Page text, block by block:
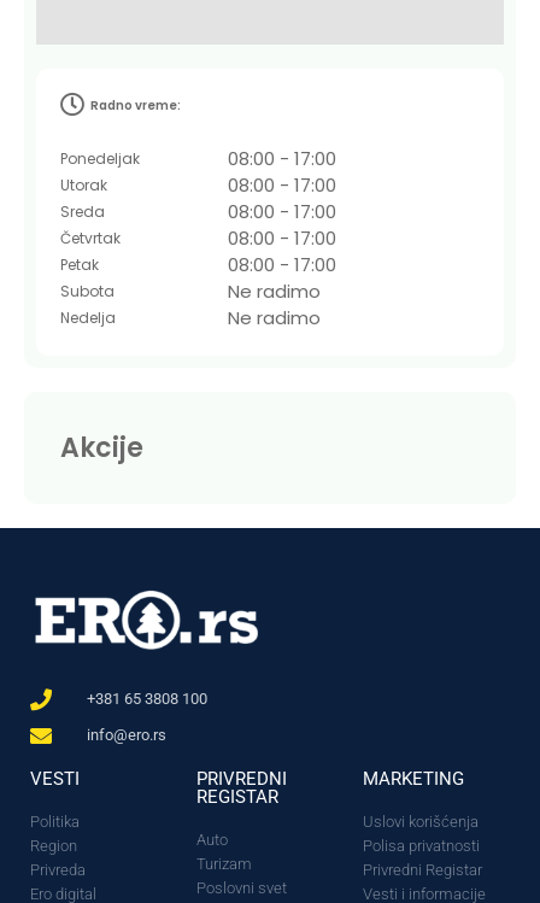
Radno vreme:
Ponedeljak
Utorak
Sreda
Četvrtak
Petak
Subota
Nedelja
08:00 - 17:00
08:00 - 17:00
08:00 - 17:00
08:00 - 17:00
08:00 - 17:00
Ne radimo
Ne radimo
Akcije
+381 65 3808 100
info@ero.rs
VESTI
Politika
Region
Privreda
Ero digital
PRIVREDNI
REGISTAR
Auto
Turizam
Poslovni svet
MARKETING
Uslovi korišćenja
Polisa privatnosti
Privredni Registar
Vesti i informacije